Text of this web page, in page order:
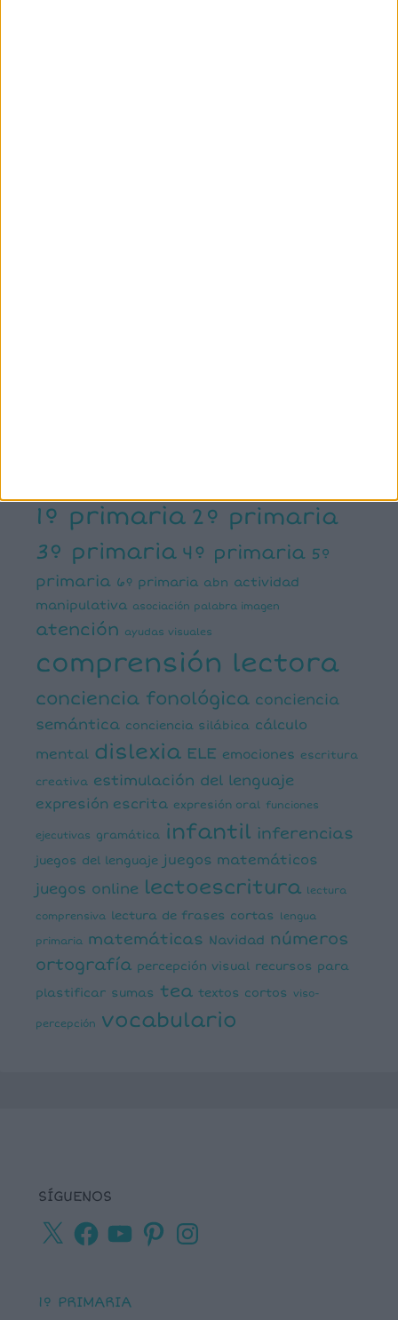
1º primaria 2º primaria
3º primaria 4º primaria 5º
primaria 6º primaria abn actividad
manipulativa asociación palabra imagen
atención ayudas visuales
comprensión lectora
conciencia fonológica conciencia
semántica conciencia silábica cálculo
mental dislexia ELE emociones escritura
creativa estimulación del lenguaje
expresión escrita expresión oral funciones
ejecutivas gramática infantil inferencias
juegos del lenguaje juegos matemáticos
juegos online lectoescritura lectura
comprensiva lectura de frases cortas lengua
primaria matemáticas Navidad números
ortografía percepción visual recursos para
plastificar sumas tea textos cortos viso-
percepción vocabulario
SÍGUENOS
X
Facebook
YouTubePinterestInstagram
1º PRIMARIA